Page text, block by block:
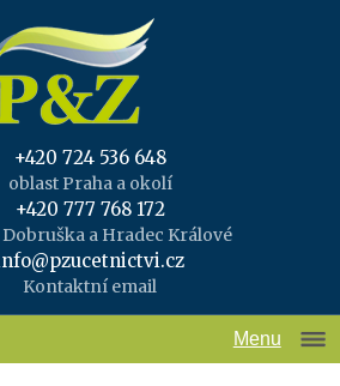
+420 724 536 648
oblast Praha a okolí
+420 777 768 172
a Hradec Králové
Kontaktní email
Menu